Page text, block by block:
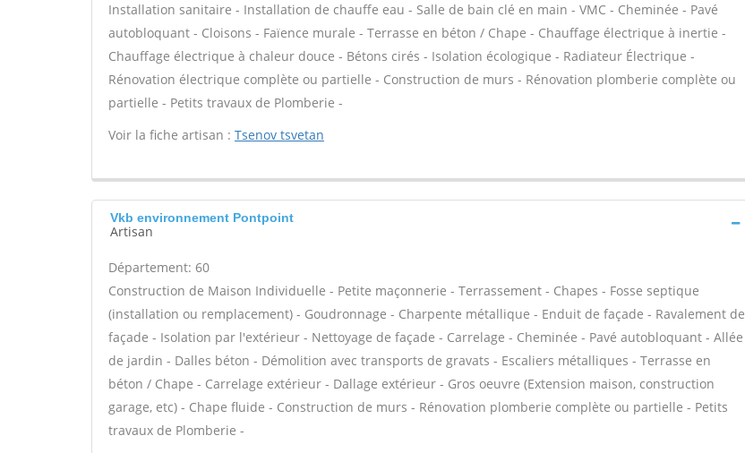
Installation sanitaire - Installation de chauffe eau - Salle de bain clé en main - VMC - Cheminée - Pavé
autobloquant - Cloisons - Faïence murale - Terrasse en béton / Chape - Chauffage électrique à inertie -
Chauffage électrique à chaleur douce - Bétons cirés - Isolation écologique - Radiateur Électrique -
Rénovation électrique complète ou partielle - Construction de murs - Rénovation plomberie complète ou
partielle - Petits travaux de Plomberie -
Voir la fiche artisan : Tsenov tsvetan
Vkb environnement Pontpoint
Artisan
Département: 60
Construction de Maison Individuelle - Petite maçonnerie - Terrassement - Chapes - Fosse septique
(installation ou remplacement) - Goudronnage - Charpente métallique - Enduit de façade - Ravalement de
façade - Isolation par l'extérieur - Nettoyage de façade - Carrelage - Cheminée - Pavé autobloquant - Allée
de jardin - Dalles béton - Démolition avec transports de gravats - Escaliers métalliques - Terrasse en
béton / Chape - Carrelage extérieur - Dallage extérieur - Gros oeuvre (Extension maison, construction
garage, etc) - Chape fluide - Construction de murs - Rénovation plomberie complète ou partielle - Petits
travaux de Plomberie -